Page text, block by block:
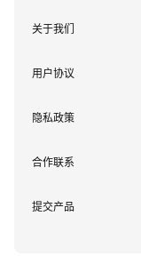
关于我们
用户协议
隐私政策
合作联系
提交产品